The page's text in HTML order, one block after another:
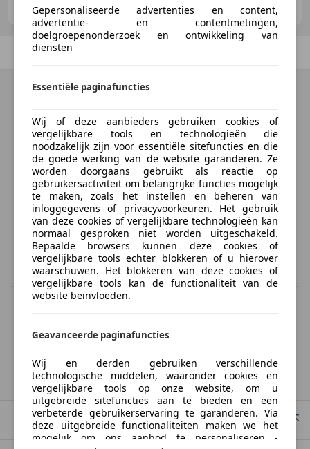
BE-9880 Aalter
Vorige
kilometerstand, het rijgedrag, de leeftijd van de batterij en het
laadgedrag, kan de radius van occasies aanzienlijk variëren.
Cadillac Eldorado
Naar boven
Gepersonaliseerde advertenties en content,
advertentie- en contentmetingen,
doelgroepenonderzoek en ontwikkeling van
diensten
Essentiële paginafuncties
Wij of deze aanbieders gebruiken cookies of
vergelijkbare tools en technologieën die
noodzakelijk zijn voor essentiële sitefuncties en die
de goede werking van de website garanderen. Ze
worden doorgaans gebruikt als reactie op
gebruikersactiviteit om belangrijke functies mogelijk
te maken, zoals het instellen en beheren van
inloggegevens of privacyvoorkeuren. Het gebruik
van deze cookies of vergelijkbare technologieën kan
normaal gesproken niet worden uitgeschakeld.
Bepaalde browsers kunnen deze cookies of
vergelijkbare tools echter blokkeren of u hierover
waarschuwen. Het blokkeren van deze cookies of
vergelijkbare tools kan de functionaliteit van de
website beïnvloeden.
Geavanceerde paginafuncties
Wij en derden gebruiken verschillende
technologische middelen, waaronder cookies en
vergelijkbare tools op onze website, om u
uitgebreide sitefuncties aan te bieden en een
verbeterde gebruikerservaring te garanderen. Via
deze uitgebreide functionaliteiten maken we het
mogelijk om ons aanbod te personaliseren -